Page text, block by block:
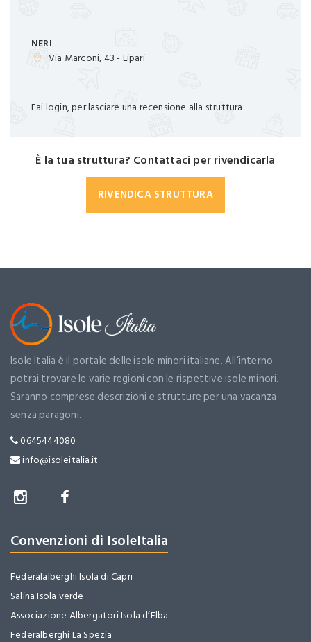
NERI
Via Marconi, 43 - Lipari
Fai login, per lasciare una recensione alla struttura.
È la tua struttura? Contattaci per rivendicarla
RIVENDICA STRUTTURA
Isole Italia è il portale delle isole minori italiane. All’interno
potrai trovare le varie regioni con le rispettive isole minori.
Saranno comprese descrizioni e strutture per una vacanza
senza paragoni.
0645444080
info@isoleitalia.it
Convenzioni di IsoleItalia
Federalalberghi Isola di Capri
Salina Isola verde
Associazione Albergatori Isola d’Elba
Federalberghi La Spezia